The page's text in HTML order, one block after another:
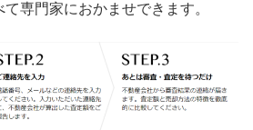
専門家におかませできます。